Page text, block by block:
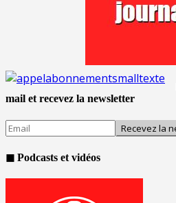
mail et recevez la newsletter
◼ Podcasts et vidéos